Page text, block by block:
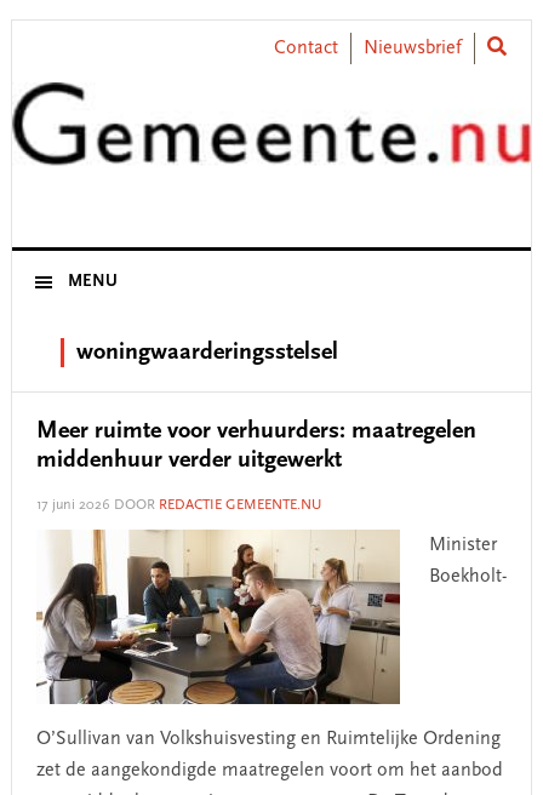
Skip
primary
navigation
Skip
content
Skip
primary
sidebar
Skip
footer
Contact Nieuwsbrief
MENU
woningwaarderingsstelsel
Meer ruimte voor verhuurders: maatregelen
middenhuur verder uitgewerkt
17 juni 2026 DOOR REDACTIE GEMEENTE.NU
Minister
Boekholt-
O’Sullivan van Volkshuisvesting en Ruimtelijke Ordening
zet de aangekondigde maatregelen voort om het aanbod